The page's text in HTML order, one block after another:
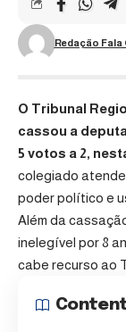
Redação Fala
O Tribunal
cassou a
5 votos a 2,
colegiado
poder político e
Além da
inelegível por 8
cabe recurso ao